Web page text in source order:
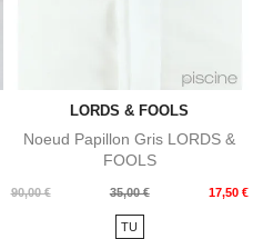
LORDS & FOOLS
Noeud Papillon Gris LORDS &
FOOLS
90,00 €
Prix
35,00 € 17,50 €
Prix
TU